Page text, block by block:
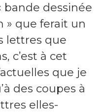
bande dessinée
» que ferait un
lettres que
c’est à cet
que je
des coupes à
elles-